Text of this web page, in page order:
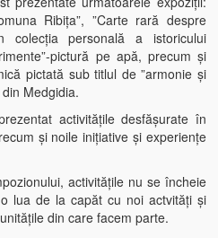
Ribița”, ”Carte rară despre
colecția personală a istoricului
pictură pe apă, precum și
pictată sub titlul de ”armonie și
Medgidia.
activitățile desfășurate în
și noile inițiative și experiențe
activitățile nu se încheie
lua de la capăt cu noi actvități și
din care facem parte.